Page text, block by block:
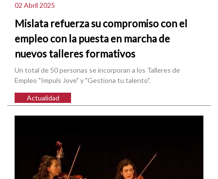
02 Abril 2025
Mislata refuerza su compromiso con el
empleo con la puesta en marcha de
nuevos talleres formativos
Un total de 50 personas se incorporan a los Talleres de
Empleo "Impuls Jove" y "Gestiona tu talento".
Actualidad